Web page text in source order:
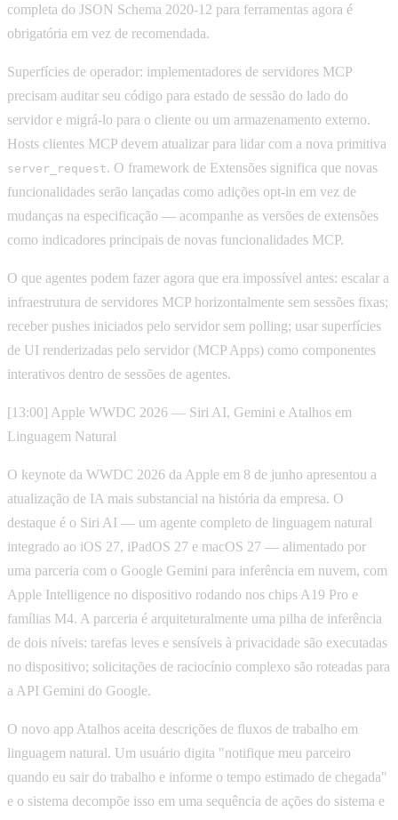
completa do JSON Schema 2020-12 para ferramentas agora é
obrigatória em vez de recomendada.
Superfícies de operador: implementadores de servidores MCP
precisam auditar seu código para estado de sessão do lado do
servidor e migrá-lo para o cliente ou um armazenamento externo.
Hosts clientes MCP devem atualizar para lidar com a nova primitiva
server_request. O framework de Extensões significa que novas
funcionalidades serão lançadas como adições opt-in em vez de
mudanças na especificação — acompanhe as versões de extensões
como indicadores principais de novas funcionalidades MCP.
O que agentes podem fazer agora que era impossível antes: escalar a
infraestrutura de servidores MCP horizontalmente sem sessões fixas;
receber pushes iniciados pelo servidor sem polling; usar superfícies
de UI renderizadas pelo servidor (MCP Apps) como componentes
interativos dentro de sessões de agentes.
[13:00] Apple WWDC 2026 — Siri AI, Gemini e Atalhos em
Linguagem Natural
O keynote da WWDC 2026 da Apple em 8 de junho apresentou a
atualização de IA mais substancial na história da empresa. O
destaque é o Siri AI — um agente completo de linguagem natural
integrado ao iOS 27, iPadOS 27 e macOS 27 — alimentado por
uma parceria com o Google Gemini para inferência em nuvem, com
Apple Intelligence no dispositivo rodando nos chips A19 Pro e
famílias M4. A parceria é arquiteturalmente uma pilha de inferência
de dois níveis: tarefas leves e sensíveis à privacidade são executadas
no dispositivo; solicitações de raciocínio complexo são roteadas para
a API Gemini do Google.
O novo app Atalhos aceita descrições de fluxos de trabalho em
linguagem natural. Um usuário digita "notifique meu parceiro
quando eu sair do trabalho e informe o tempo estimado de chegada"
e o sistema decompõe isso em uma sequência de ações do sistema e